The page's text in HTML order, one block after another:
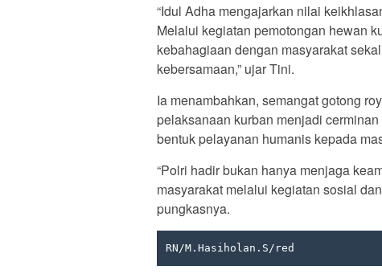
“Idul Adha mengajarkan nilai
Melalui kegiatan pemotongan hewan
kebahagiaan dengan masyarakat
kebersamaan,” ujar Tini.
Ia menambahkan, semangat gotong
pelaksanaan kurban menjadi
bentuk pelayanan humanis kepada
“Polri hadir bukan hanya menjaga
masyarakat melalui kegiatan sosial
pungkasnya.
RN/M.Hasiholan.S/red